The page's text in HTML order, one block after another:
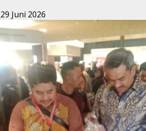
29 Juni 2026